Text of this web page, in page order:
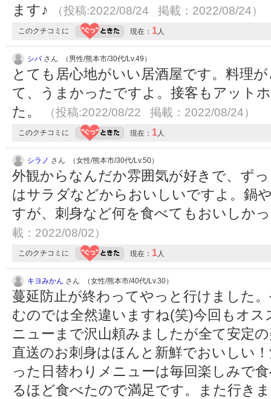
ます♪
（投稿:2022/08/24 掲載：2022/08/24）
このクチコミに 現在： 1人
シバさん （男性/熊本市/30代/Lv.49）
とても居心地がいい居酒屋です。料理
て、うまかったですよ。接客もアット
た。
（投稿:2022/08/22 掲載：2022/08/24）
このクチコミに 現在： 1人
シラノ さん （女性/熊本市/30代/Lv.50）
外観からなんだか雰囲気が好きで、ず
はサラダなどからおいしいですよ。鍋
すが、刺身など何を食べてもおいしか
載：2022/08/02）
このクチコミに 現在： 1人
キヨみかん さん （女性/熊本市/40代/Lv.30）
蔓延防止が終わってやっと行けました
むのでは全然違いますね(笑)今回もオ
ニューまで沢山頼みましたが全て安定
直送のお刺身はほんと新鮮でおいしい
った日替わりメニューは毎回楽しみで
るほど食べたので満足です。また